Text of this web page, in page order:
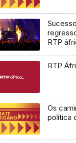
RTP
RTP
Os
política